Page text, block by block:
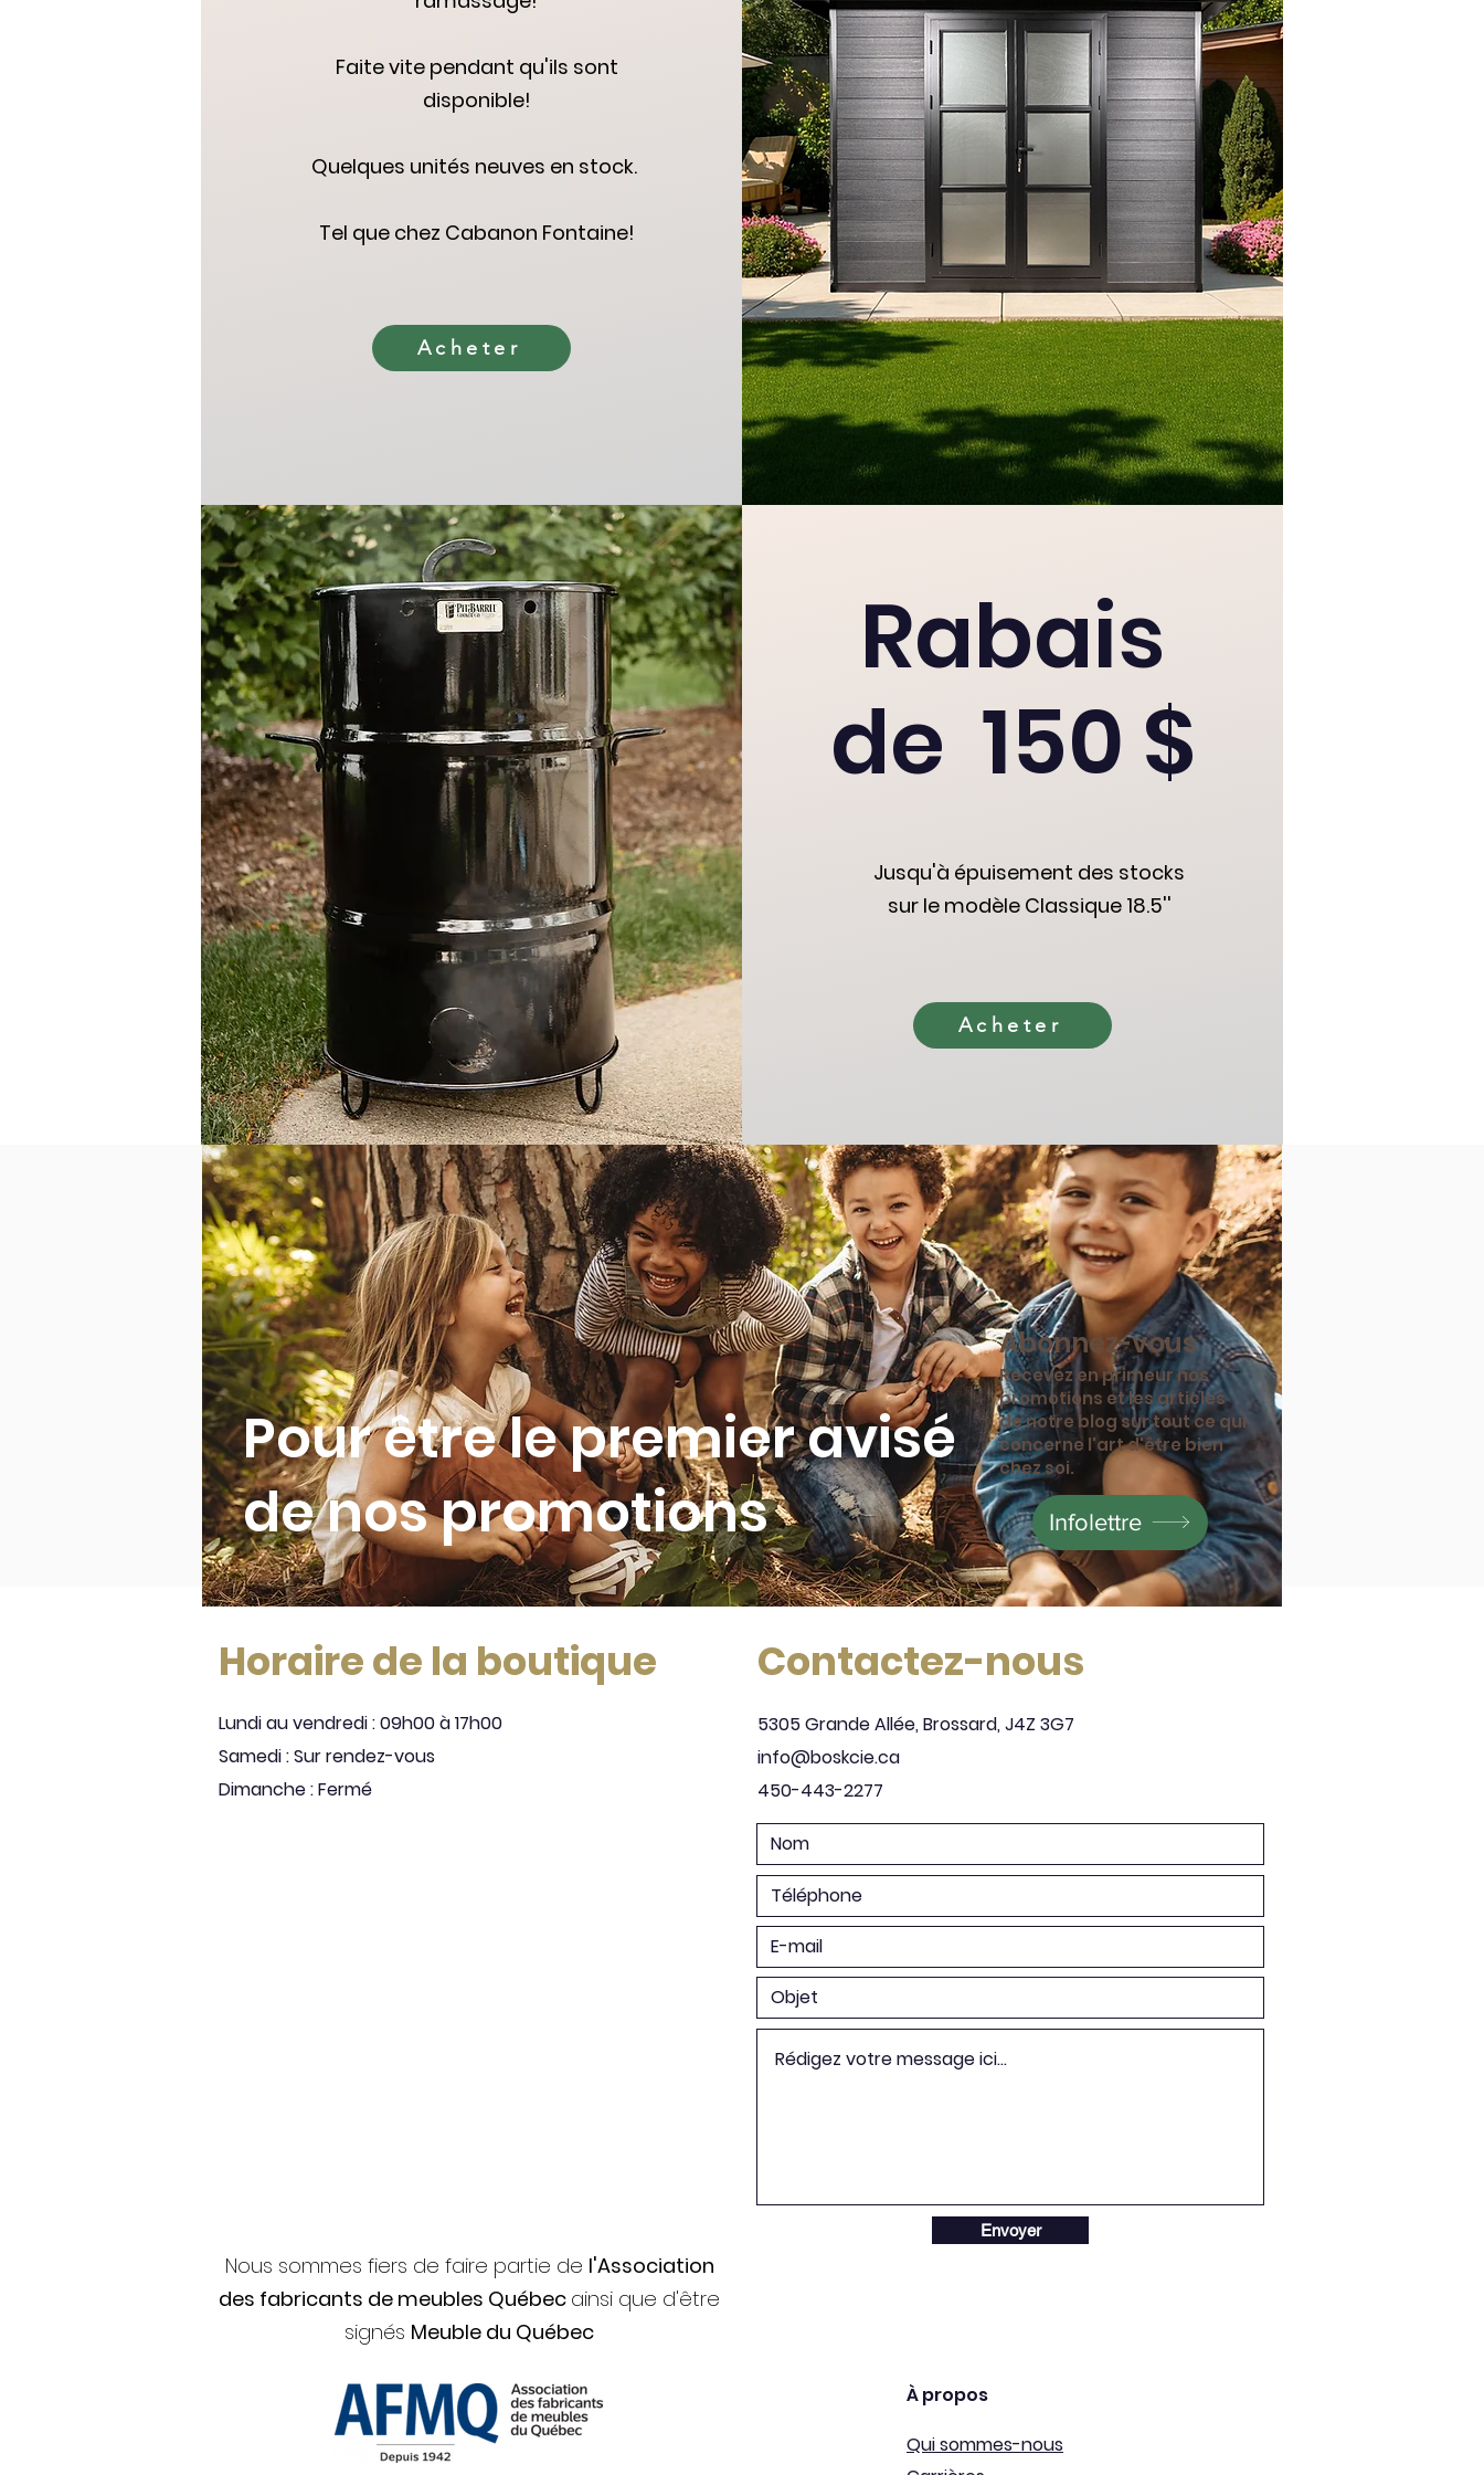
Faite vite pendant qu'ils sont
disponible!
Quelques unités neuves en stock.
Tel que chez Cabanon Fontaine!
Acheter
Rabais
de 150 $
Jusqu'à épuisement des stocks
sur le modèle Classique 18.5''
Acheter
Pour être le premier avisé
de nos promotions
Abonnez-vous
Recevez en primeur nos
promotions et les articles
de notre blog sur tout ce qui
concerne l'art d'être bien
chez soi.
Infolettre
Horaire de la boutique
Lundi au vendredi : 09h00 à 17h00
Samedi : Sur rendez-vous
Dimanche : Fermé
Nous sommes fiers de faire partie de l'Association
des fabricants de meubles Québec ainsi que d'être
signés Meuble du Québec
Contactez-nous
5305 Grande Allée, Brossard, J4Z 3G7
info@boskcie.ca
450-443-2277
Envoyer
À propos
Qui sommes-nous